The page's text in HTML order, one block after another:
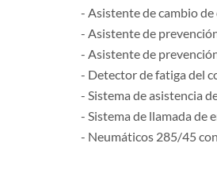
- Asistente de cambio de
- Asistente de
- Asistente de
- Detector de fatiga del
- Sistema de asistencia
- Sistema de llamada de
- Neumáticos 285/45